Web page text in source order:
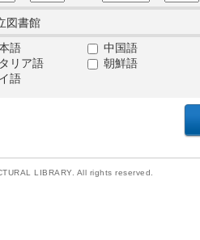
図書館
語
中国語
リア語
朝鮮語
語
LIBRARY. All rights reserved.